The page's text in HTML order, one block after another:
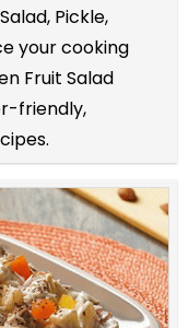
Pickle,
your cooking
Fruit Salad
friendly,